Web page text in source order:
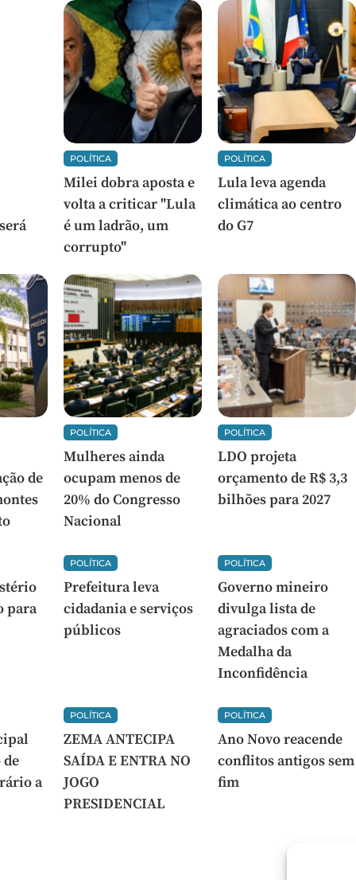
POLÍTICA
Milei dobra aposta e
volta a criticar "Lula
é um ladrão, um
corrupto"
POLÍTICA
Lula leva agenda
climática ao centro
do G7
de
POLÍTICA
Mulheres ainda
ocupam menos de
20% do Congresso
Nacional
POLÍTICA
LDO projeta
orçamento de R$ 3,3
bilhões para 2027
para
POLÍTICA
Prefeitura leva
cidadania e serviços
públicos
POLÍTICA
Governo mineiro
divulga lista de
agraciados com a
Medalha da
Inconfidência
a
POLÍTICA
ZEMA ANTECIPA
SAÍDA E ENTRA NO
JOGO
PRESIDENCIAL
POLÍTICA
Ano Novo reacende
conflitos antigos sem
fim